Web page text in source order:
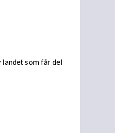
som får del